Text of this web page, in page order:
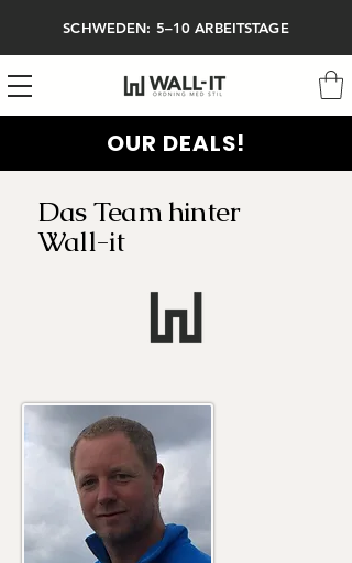
SCHWEDEN: 5–10 ARBEITSTAGE
OUR DEALS!
Das Team hinter
Wall-it